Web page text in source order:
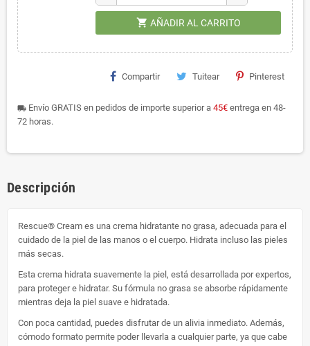
shopping_cart AÑADIR AL CARRITO
Compartir Tuitear Pinterest
local_shipping Envío GRATIS en pedidos de importe superior a 45€ entrega en 48-
72 horas.
Descripción
Rescue® Cream es una crema hidratante no grasa, adecuada para el
cuidado de la piel de las manos o el cuerpo. Hidrata incluso las pieles
más secas.
Esta crema hidrata suavemente la piel, está desarrollada por expertos,
para proteger e hidratar. Su fórmula no grasa se absorbe rápidamente
mientras deja la piel suave e hidratada.
Con poca cantidad, puedes disfrutar de un alivia inmediato. Además,
cómodo formato permite poder llevarla a cualquier parte, ya que cabe